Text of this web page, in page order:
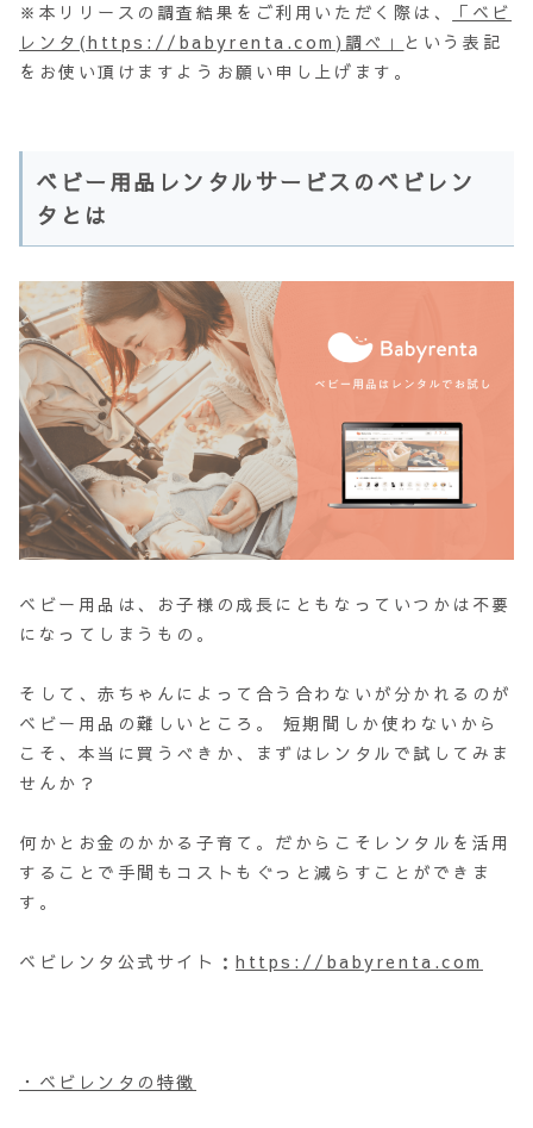
※本リリースの調査結果をご利用いただく際は、
「ベビ
レンタ(https://babyrenta.com)調べ」 という表記
をお使い頂けますようお願い申し上げます。
ベビー用品レンタルサービスのベビレン
タとは
ベビー用品は、お子様の成長にともなっていつかは不要
になってしまうもの。
そして、赤ちゃんによって合う合わないが分かれるのが
ベビー用品の難しいところ。 短期間しか使わないから
こそ、本当に買うべきか、まずはレンタルで試してみま
せんか？
何かとお金のかかる子育て。だからこそレンタルを活用
することで手間もコストもぐっと減らすことができま
す。
ベビレンタ公式サイト：https://babyrenta.com
・ベビレンタの特徴